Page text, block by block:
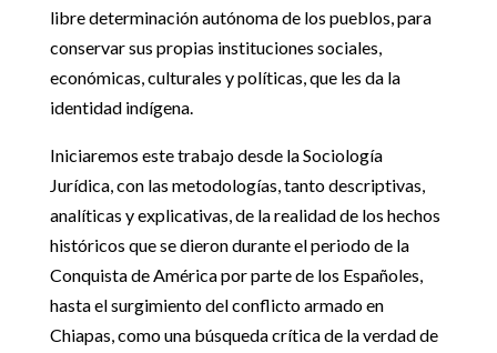
libre determinación autónoma de los pueblos, para
conservar sus propias instituciones sociales,
económicas, culturales y políticas, que les da la
identidad indígena.
Iniciaremos este trabajo desde la Sociología
Jurídica, con las metodologías, tanto descriptivas,
analíticas y explicativas, de la realidad de los hechos
históricos que se dieron durante el periodo de la
Conquista de América por parte de los Españoles,
hasta el surgimiento del conflicto armado en
Chiapas, como una búsqueda crítica de la verdad de